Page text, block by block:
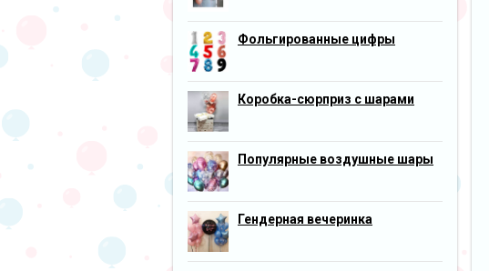
Фольгированные цифры
Коробка-сюрприз с шарами
Популярные воздушные шары
Гендерная вечеринка